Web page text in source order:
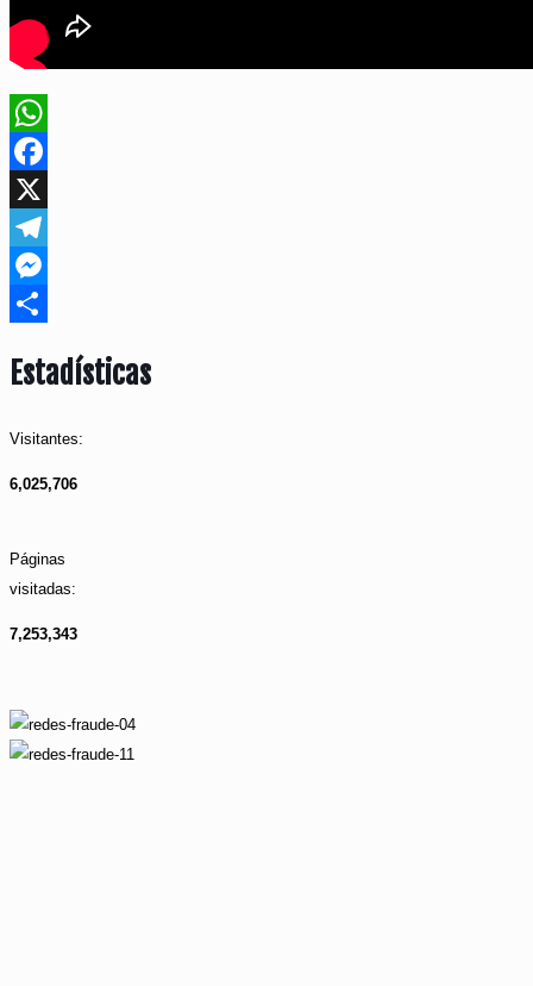
WhatsApp
Facebook
X
Telegram
Messenger
Estadísticas
Visitantes:
6,025,706
Páginas
visitadas:
7,253,343